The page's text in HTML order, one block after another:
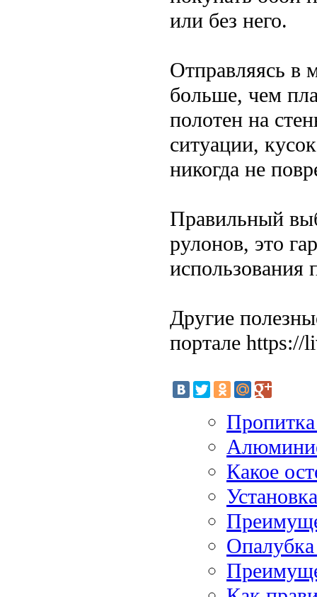
или без него.
Отправляясь в
больше, чем
полотен на
ситуации,
никогда не
Правильный
рулонов, это
использования
Другие
портале https://
Какое
Опалубка